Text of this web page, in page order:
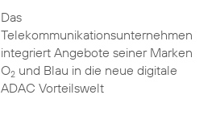
Das
Telekommunikationsunternehmen
integriert Angebote seiner Marken
O2und Blau in die neue digitale
ADAC Vorteilswelt